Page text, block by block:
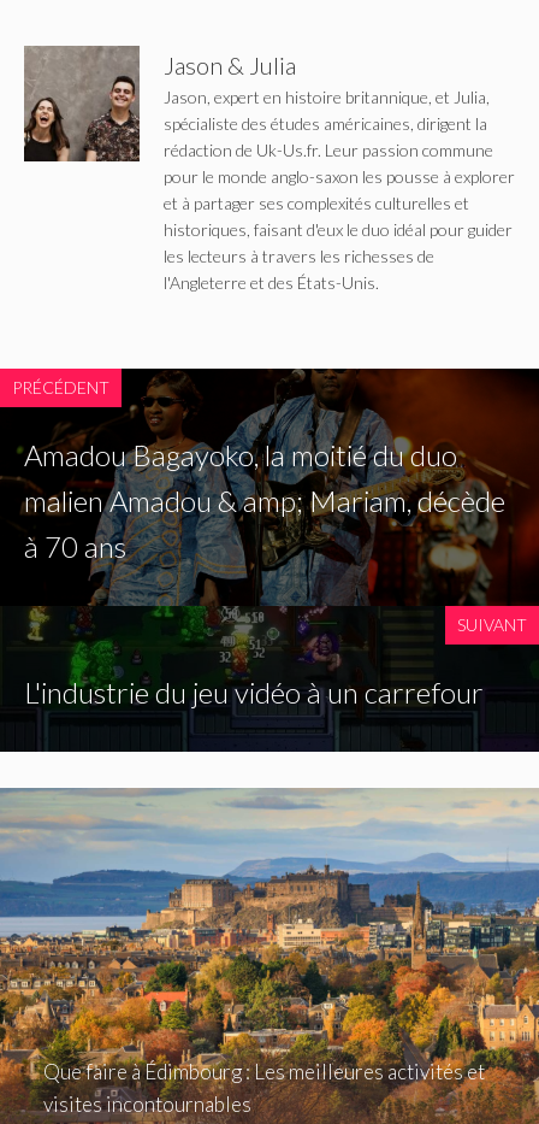
Jason & Julia
Jason, expert en histoire britannique, et Julia,
spécialiste des études américaines, dirigent la
rédaction de Uk-Us.fr. Leur passion commune
pour le monde anglo-saxon les pousse à explorer
et à partager ses complexités culturelles et
historiques, faisant d'eux le duo idéal pour guider
les lecteurs à travers les richesses de
l'Angleterre et des États-Unis.
PRÉCÉDENT
Amadou Bagayoko, la moitié du duo
malien Amadou & amp; Mariam, décède
à 70 ans
SUIVANT
L'industrie du jeu vidéo à un carrefour
Que faire à Édimbourg : Les meilleures activités et
visites incontournables